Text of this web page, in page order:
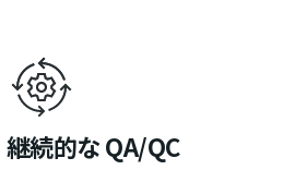
継続的な QA/QC